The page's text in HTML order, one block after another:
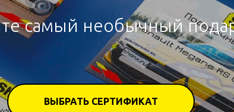
самый необычный
ВЫБРАТЬ СЕРТИФИКАТ